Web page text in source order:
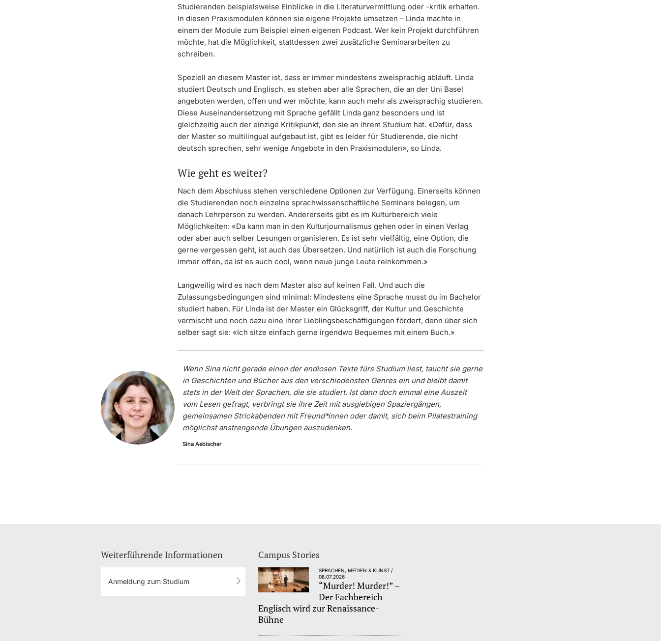
Studierenden beispielsweise Einblicke in die Literaturvermittlung oder -kritik erhalten.
In diesen Praxismodulen können sie eigene Projekte umsetzen – Linda machte in
einem der Module zum Beispiel einen eigenen Podcast. Wer kein Projekt durchführen
möchte, hat die Möglichkeit, stattdessen zwei zusätzliche Seminararbeiten zu
schreiben.
Speziell an diesem Master ist, dass er immer mindestens zweisprachig abläuft. Linda
studiert Deutsch und Englisch, es stehen aber alle Sprachen, die an der Uni Basel
angeboten werden, offen und wer möchte, kann auch mehr als zweisprachig studieren.
Diese Auseinandersetzung mit Sprache gefällt Linda ganz besonders und ist
gleichzeitig auch der einzige Kritikpunkt, den sie an ihrem Studium hat. «Dafür, dass
der Master so multilingual aufgebaut ist, gibt es leider für Studierende, die nicht
deutsch sprechen, sehr wenige Angebote in den Praxismodulen», so Linda.
Wie geht es weiter?
Nach dem Abschluss stehen verschiedene Optionen zur Verfügung. Einerseits können
die Studierenden noch einzelne sprachwissenschaftliche Seminare belegen, um
danach Lehrperson zu werden. Andererseits gibt es im Kulturbereich viele
Möglichkeiten: «Da kann man in den Kulturjournalismus gehen oder in einen Verlag
oder aber auch selber Lesungen organisieren. Es ist sehr vielfältig, eine Option, die
gerne vergessen geht, ist auch das Übersetzen. Und natürlich ist auch die Forschung
immer offen, da ist es auch cool, wenn neue junge Leute reinkommen.»
Langweilig wird es nach dem Master also auf keinen Fall. Und auch die
Zulassungsbedingungen sind minimal: Mindestens eine Sprache musst du im Bachelor
studiert haben. Für Linda ist der Master ein Glücksgriff, der Kultur und Geschichte
vermischt und noch dazu eine ihrer Lieblingsbeschäftigungen fördert, denn über sich
selber sagt sie: «Ich sitze einfach gerne irgendwo Bequemes mit einem Buch.»
Wenn Sina nicht gerade einen der endlosen Texte fürs Studium liest, taucht sie gerne
in Geschichten und Bücher aus den verschiedensten Genres ein und bleibt damit
stets in der Welt der Sprachen, die sie studiert. Ist dann doch einmal eine Auszeit
vom Lesen gefragt, verbringt sie ihre Zeit mit ausgiebigen Spaziergängen,
gemeinsamen Strickabenden mit Freund*innen oder damit, sich beim Pilatestraining
möglichst anstrengende Übungen auszudenken.
Sina Aebischer
Weiterführende Informationen
Anmeldung zum Studium
Campus Stories
SPRACHEN, MEDIEN & KUNST /
08.07.2026
“Murder! Murder!” –
Der Fachbereich
Englisch wird zur Renaissance-
Bühne